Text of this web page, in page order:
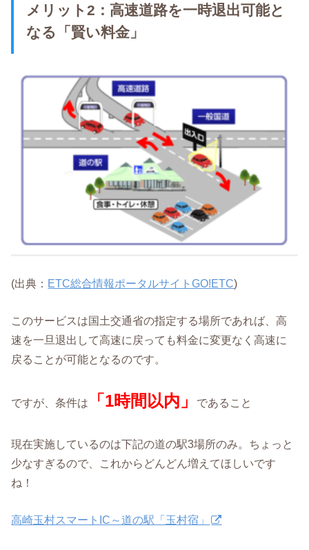
メリット2：高速道路を一時退出可能と
なる「賢い料金」
(出典： ETC総合情報ポータルサイトGO!ETC)
このサービスは国土交通省の指定する場所であれば、高
速を一旦退出して高速に戻っても料金に変更なく高速に
戻ることが可能となるのです。
ですが、条件は 「1時間以内」 であること
現在実施しているのは下記の道の駅3場所のみ。ちょっと
少なすぎるので、これからどんどん増えてほしいです
ね！
高崎玉村スマートIC～道の駅「玉村宿」